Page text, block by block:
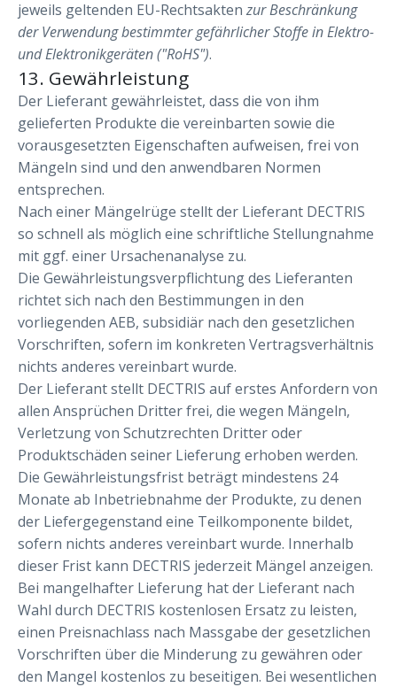
jeweils geltenden EU-Rechtsaktenzur Beschränkung
der Verwendung bestimmter gefährlicher Stoffe in Elektro-
und Elektronikgeräten ("RoHS").
13. Gewährleistung
Der Lieferant gewährleistet, dass die von ihm
gelieferten Produkte die vereinbarten sowie die
vorausgesetzten Eigenschaften aufweisen, frei von
Mängeln sind und den anwendbaren Normen
entsprechen.
Nach einer Mängelrüge stellt der Lieferant DECTRIS
so schnell als möglich eine schriftliche Stellungnahme
mit ggf. einer Ursachenanalyse zu.
Die Gewährleistungsverpflichtung des Lieferanten
richtet sich nach den Bestimmungen in den
vorliegenden AEB, subsidiär nach den gesetzlichen
Vorschriften, sofern im konkreten Vertragsverhältnis
nichts anderes vereinbart wurde.
Der Lieferant stellt DECTRIS auf erstes Anfordern von
allen Ansprüchen Dritter frei, die wegen Mängeln,
Verletzung von Schutzrechten Dritter oder
Produktschäden seiner Lieferung erhoben werden.
Die Gewährleistungsfrist beträgt mindestens 24
Monate ab Inbetriebnahme der Produkte, zu denen
der Liefergegenstand eine Teilkomponente bildet,
sofern nichts anderes vereinbart wurde. Innerhalb
dieser Frist kann DECTRIS jederzeit Mängel anzeigen.
Bei mangelhafter Lieferung hat der Lieferant nach
Wahl durch DECTRIS kostenlosen Ersatz zu leisten,
einen Preisnachlass nach Massgabe der gesetzlichen
Vorschriften über die Minderung zu gewähren oder
den Mangel kostenlos zu beseitigen. Bei wesentlichen